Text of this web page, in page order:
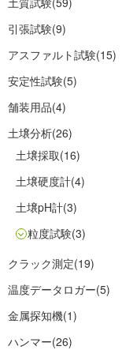
引張試験(9)
アスファルト試験(15)
安定性試験(5)
舗装用品(4)
土壌分析(26)
土壌採取(16)
土壌硬度計(4)
土壌pH計(3)
粒度試験(3)
クラック測定(19)
温度データロガー(5)
金属探知機(1)
ハンマー(26)